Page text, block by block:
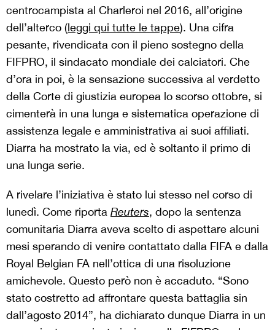
centrocampista al Charleroi nel 2016, all’origine
dell’alterco (leggi qui tutte le tappe). Una cifra
pesante, rivendicata con il pieno sostegno della
FIFPRO, il sindacato mondiale dei calciatori. Che
d’ora in poi, è la sensazione successiva al verdetto
della Corte di giustizia europea lo scorso ottobre, si
cimenterà in una lunga e sistematica operazione di
assistenza legale e amministrativa ai suoi affiliati.
Diarra ha mostrato la via, ed è soltanto il primo di
una lunga serie.
A rivelare l’iniziativa è stato lui stesso nel corso di
lunedì. Come riporta Reuters, dopo la sentenza
comunitaria Diarra aveva scelto di aspettare alcuni
mesi sperando di venire contattato dalla FIFA e dalla
Royal Belgian FA nell’ottica di una risoluzione
amichevole. Questo però non è accaduto. “Sono
stato costretto ad affrontare questa battaglia sin
dall’agosto 2014”, ha dichiarato dunque Diarra in un